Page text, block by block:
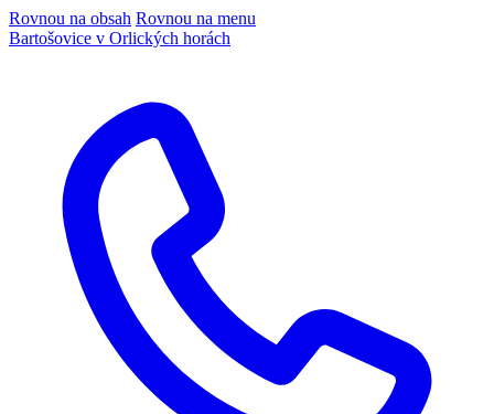
Rovnou na obsah Rovnou na menu
Bartošovice v Orlických horách